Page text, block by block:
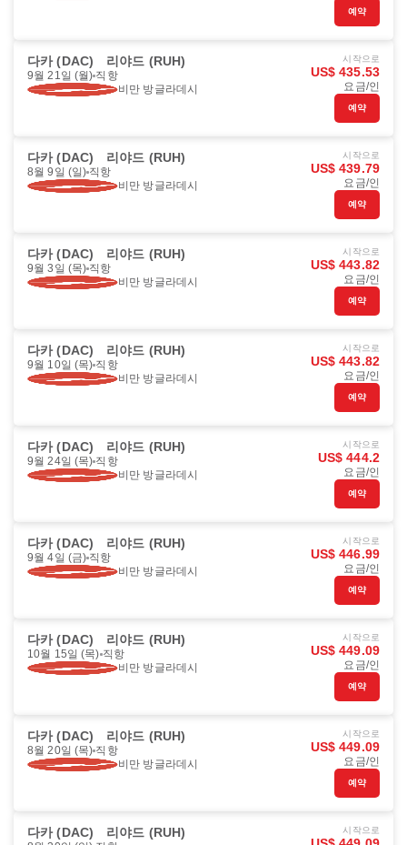
예약
다카 (DAC) 리야드 (RUH)
9월 21일 (월) 직항
비만 방글라데시
시작으로
US$ 435.53
요금/인
예약
다카 (DAC) 리야드 (RUH)
8월 9일 (일) 직항
비만 방글라데시
시작으로
US$ 439.79
요금/인
예약
다카 (DAC) 리야드 (RUH)
9월 3일 (목) 직항
비만 방글라데시
시작으로
US$ 443.82
요금/인
예약
다카 (DAC) 리야드 (RUH)
9월 10일 (목) 직항
비만 방글라데시
시작으로
US$ 443.82
요금/인
예약
다카 (DAC) 리야드 (RUH)
9월 24일 (목) 직항
비만 방글라데시
시작으로
US$ 444.2
요금/인
예약
다카 (DAC) 리야드 (RUH)
9월 4일 (금) 직항
비만 방글라데시
시작으로
US$ 446.99
요금/인
예약
다카 (DAC) 리야드 (RUH)
10월 15일 (목) 직항
비만 방글라데시
시작으로
US$ 449.09
요금/인
예약
다카 (DAC) 리야드 (RUH)
8월 20일 (목) 직항
비만 방글라데시
시작으로
US$ 449.09
요금/인
예약
다카 (DAC) 리야드 (RUH) 시작으로